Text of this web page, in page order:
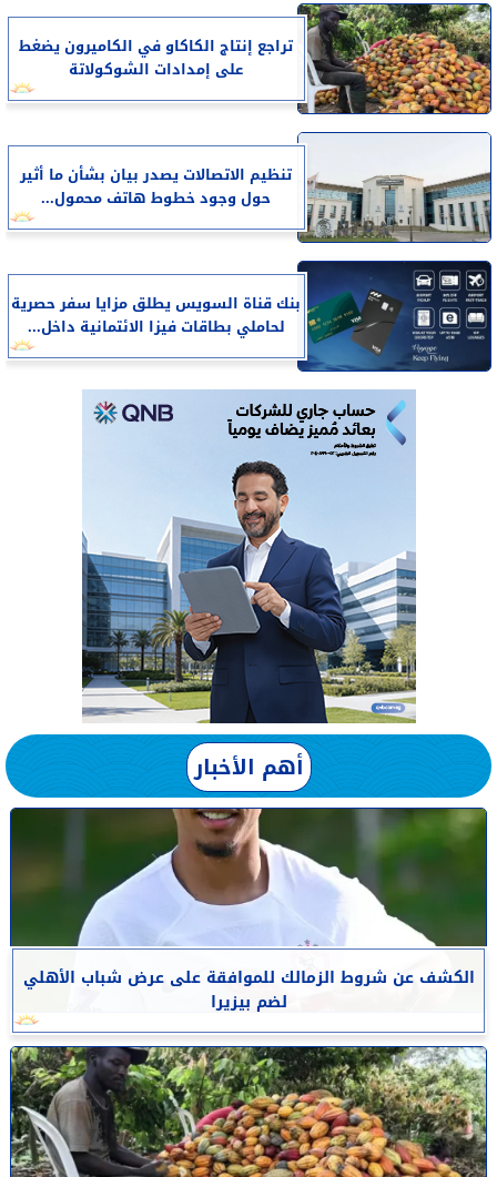
تراجع إنتاج الكاكاو في الكاميرون يضغط
على إمدادات الشوكولاتة
تنظيم الاتصالات يصدر بيان بشأن ما أثير
حول وجود خطوط هاتف محمول...
بنك قناة السويس يطلق مزايا سفر حصرية
لحاملي بطاقات فيزا الائتمانية داخل...
أهم الأخبار
الكشف عن شروط الزمالك للموافقة على عرض شباب الأهلي
لضم بيزيرا